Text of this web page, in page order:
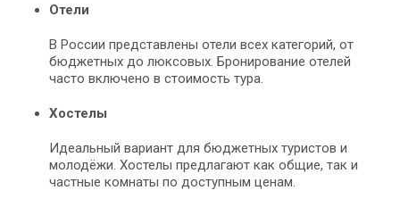
Отели
В России представлены отели всех категорий, от
бюджетных до люксовых. Бронирование отелей
часто включено в стоимость тура.
Хостелы
Идеальный вариант для бюджетных туристов и
молодёжи. Хостелы предлагают как общие, так и
частные комнаты по доступным ценам.